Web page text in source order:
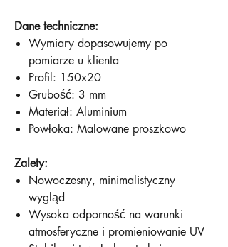
Dane techniczne:
Wymiary dopasowujemy po
pomiarze u klienta
Profil: 150x20
Grubość: 3 mm
Materiał: Aluminium
Powłoka: Malowane proszkowo
Zalety:
Nowoczesny, minimalistyczny
wygląd
Wysoka odporność na warunki
atmosferyczne i promieniowanie UV